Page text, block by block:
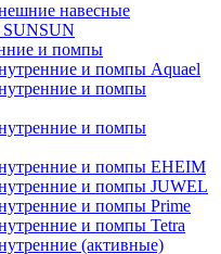
навесные
SUNSUN
и помпы
и помпы Aquael
и помпы
и помпы
и помпы EHEIM
и помпы JUWEL
и помпы Prime
и помпы Tetra
(активные)